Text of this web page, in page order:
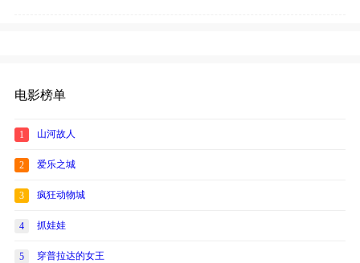
电影榜单
1 山河故人
2 爱乐之城
3 疯狂动物城
4 抓娃娃
5 穿普拉达的女王